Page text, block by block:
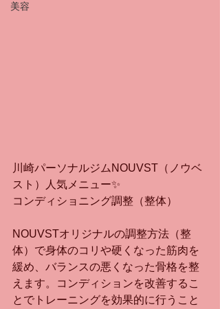
美容
川崎パーソナルジムNOUVST（ノウベ
スト）人気メニュー✨
コンディショニング調整（整体）
NOUVSTオリジナルの調整方法（整
体）で身体のコリや硬くなった筋肉を
緩め、バランスの悪くなった骨格を整
えます。コンディションを改善するこ
とでトレーニングを効果的に行うこと